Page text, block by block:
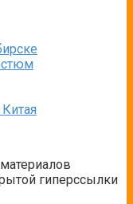
гиперссылки